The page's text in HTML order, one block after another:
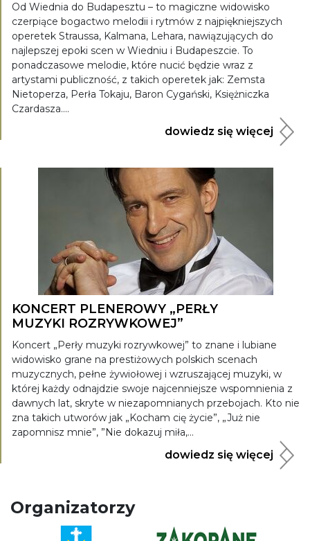
Od Wiednia do Budapesztu – to magiczne widowisko
czerpiące bogactwo melodii i rytmów z najpiękniejszych
operetek Straussa, Kalmana, Lehara, nawiązujących do
najlepszej epoki scen w Wiedniu i Budapeszcie. To
ponadczasowe melodie, które nucić będzie wraz z
artystami publiczność, z takich operetek jak: Zemsta
Nietoperza, Perła Tokaju, Baron Cygański, Księżniczka
Czardasza....
dowiedz się więcej
KONCERT PLENEROWY „PERŁY
MUZYKI ROZRYWKOWEJ”
Koncert „Perły muzyki rozrywkowej” to znane i lubiane
widowisko grane na prestiżowych polskich scenach
muzycznych, pełne żywiołowej i wzruszającej muzyki, w
której każdy odnajdzie swoje najcenniejsze wspomnienia z
dawnych lat, skryte w niezapomnianych przebojach. Kto nie
zna takich utworów jak „Kocham cię życie”, „Już nie
zapomnisz mnie”, ”Nie dokazuj miła,...
dowiedz się więcej
Organizatorzy